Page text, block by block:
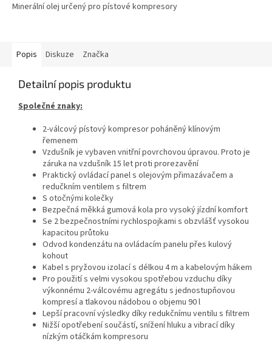
Minerální olej určený pro pístové kompresory
Popis Diskuze Značka
Detailní popis produktu
Společné znaky:
2-válcový pístový kompresor poháněný klínovým
řemenem
Vzdušník je vybaven vnitřní povrchovou úpravou. Proto je
záruka na vzdušník 15 let proti prorezavění
Praktický ovládací panel s olejovým přimazávačem a
redučkním ventilem s filtrem
S otočnými kolečky
Bezpečná měkká gumová kola pro vysoký jízdní komfort
Se 2 bezpečnostními rychlospojkami s obzvlášť vysokou
kapacitou průtoku
Odvod kondenzátu na ovládacím panelu přes kulový
kohout
Kabel s pryžovou izolací s délkou 4 m a kabelovým hákem
Pro použití s velmi vysokou spotřebou vzduchu díky
výkonnému 2-válcovému agregátu s jednostupňovou
kompresí a tlakovou nádobou o objemu 90 l
Lepší pracovní výsledky díky redukčnímu ventilu s filtrem
Nižší opotřebení součástí, snížení hluku a vibrací díky
nízkým otáčkám kompresoru